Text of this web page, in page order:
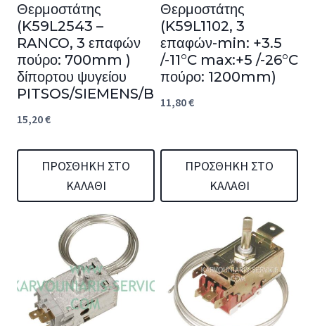
Θερμοστάτης
(K59L2543 –
RANCO, 3 επαφών
πούρο: 700mm )
δίπορτου ψυγείου
PITSOS/SIEMENS/BOSCH
15,20€
ΠΡΟΣΘΉΚΗ ΣΤΟ
ΚΑΛΆΘΙ
Θερμοστάτης
(K59L1102, 3
επαφών-min: +3.5
/-11°C max:+5 /-26°C
πούρο: 1200mm)
11,80€
ΠΡΟΣΘΉΚΗ ΣΤΟ
ΚΑΛΆΘΙ